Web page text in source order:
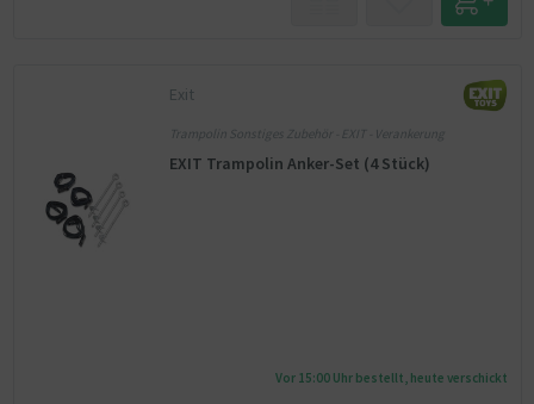
Exit
Trampolin Sonstiges Zubehör - EXIT - Verankerung
EXIT Trampolin Anker-Set (4 Stück)
Vor 15:00 Uhr bestellt, heute verschickt